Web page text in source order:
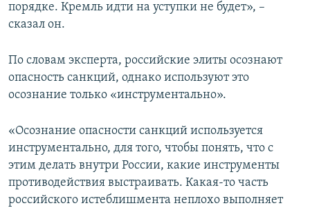
порядке. Кремль идти на уступки не будет», –
сказал он.
По словам эксперта, российские элиты осознают
опасность санкций, однако используют это
осознание только «инструментально».
«Осознание опасности санкций используется
инструментально, для того, чтобы понять, что с
этим делать внутри России, какие инструменты
противодействия выстраивать. Какая-то часть
российского истеблишмента неплохо выполняет